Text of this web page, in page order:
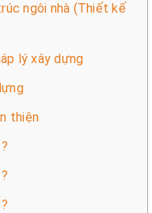
ngôi nhà (Thiết kế
lý xây dựng
thiện